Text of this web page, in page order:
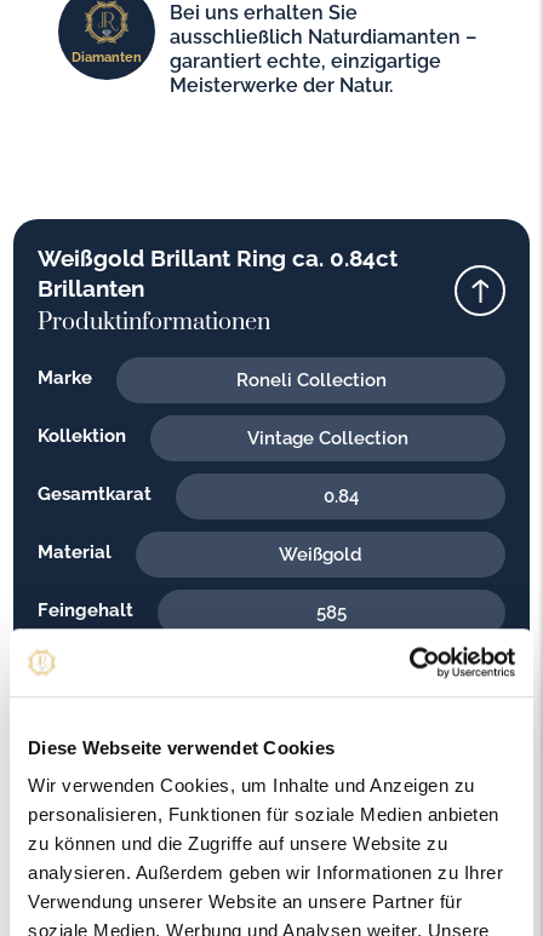
Diese Webseite verwendet Cookies
Wir verwenden Cookies, um Inhalte und Anzeigen zu
personalisieren, Funktionen für soziale Medien anbieten
zu können und die Zugriffe auf unsere Website zu
analysieren. Außerdem geben wir Informationen zu Ihrer
Verwendung unserer Website an unsere Partner für
soziale Medien, Werbung und Analysen weiter. Unsere
Diamanten
Bei uns erhalten Sie
ausschließlich Naturdiamanten –
garantiert echte, einzigartige
Meisterwerke der Natur.
Weißgold Brillant Ring ca. 0.84ct
Brillanten
Produktinformationen
Marke Roneli Collection
Kollektion Vintage Collection
Gesamtkarat 0.84
Material Weißgold
Feingehalt 585
Gewicht
Steinqualität VS1
Edelsteinfarbe Diamant
Ringweite in mm 61